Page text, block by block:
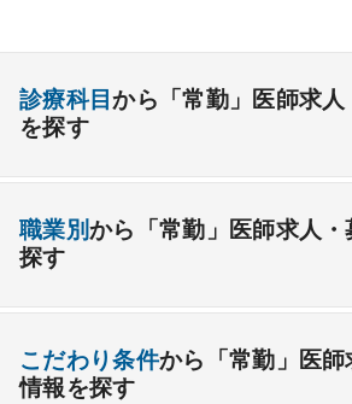
診療科目から「常勤」医師求人
を探す
内科系
一般内科 呼吸器内科 消化器内
老人内科 リウマチ内
職業別から「常勤」医師求人・
探す
こだわり条件から「常勤」医
情報を探す